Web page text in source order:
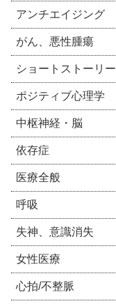
アンチエイジング
がん、悪性腫瘍
ショートストーリー
ポジティブ心理学
中枢神経・脳
依存症
医療全般
呼吸
失神、意識消失
女性医療
心拍/不整脈